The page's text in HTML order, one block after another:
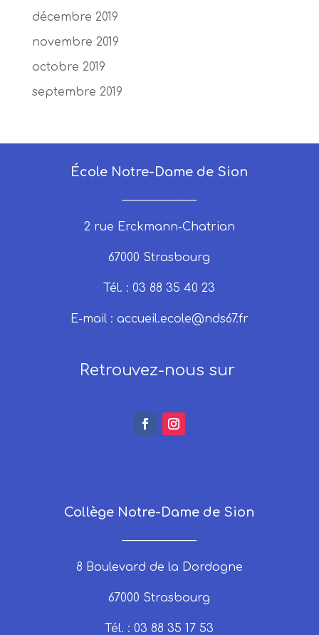
décembre 2019
novembre 2019
octobre 2019
septembre 2019
École Notre-Dame de Sion
2 rue Erckmann-Chatrian
67000 Strasbourg
Tél. : 03 88 35 40 23
E-mail : accueil.ecole@nds67.fr
Retrouvez-nous sur
Collège Notre-Dame de Sion
8 Boulevard de la Dordogne
67000 Strasbourg
Tél. : 03 88 35 17 53